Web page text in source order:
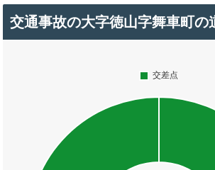
交通事故の大字徳山字舞車町の